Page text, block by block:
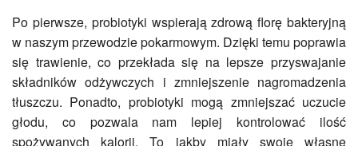
Po pierwsze, probiotyki wspierają zdrową florę bakteryjną
w naszym przewodzie pokarmowym. Dzięki temu poprawia
się trawienie, co przekłada się na lepsze przyswajanie
składników odżywczych i zmniejszenie nagromadzenia
tłuszczu. Ponadto, probiotyki mogą zmniejszać uczucie
głodu, co pozwala nam lepiej kontrolować ilość
spożywanych kalorii. To jakby miały swoje własne